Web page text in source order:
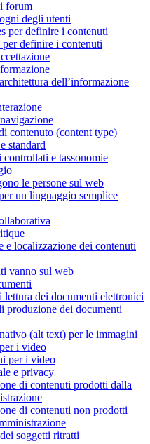
forum
degli utenti
per definire i contenuti
per definire i contenuti
dell’informazione
contenuto (content type)
standard
e tassonomie
le persone sul web
un linguaggio semplice
e localizzazione dei contenuti
vanno sul web
lettura dei documenti elettronici
produzione dei documenti
(alt text) per le immagini
i video
per i video
e privacy
di contenuti prodotti dalla
di contenuti non prodotti
soggetti ritratti